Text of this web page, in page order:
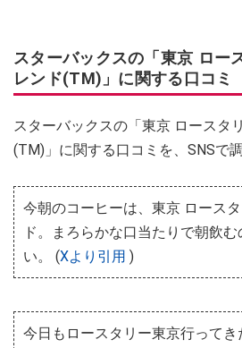
スターバックスの「東京 ロー
レンド(TM)」に関する口コミ
スターバックスの「東京 ロースタ
(TM)」に関する口コミを、SNSで
今朝のコーヒーは、東京 ロース
ド。まろらかな口当たりで朝飲
い。 (Xより引用 )
今日もロースタリー東京行って